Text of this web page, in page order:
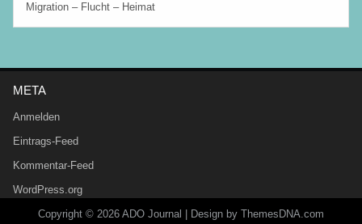
Migration – Flucht – Heimat
META
Anmelden
Eintrags-Feed
Kommentar-Feed
WordPress.org
Copyright © 2026 ADO Journal |
Design by ThemesDNA.com